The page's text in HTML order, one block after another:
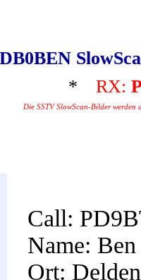
DB0BEN
*
RX:
Die SSTV SlowScan-Bilder
Call:
Name: Ben
Ort: Delden